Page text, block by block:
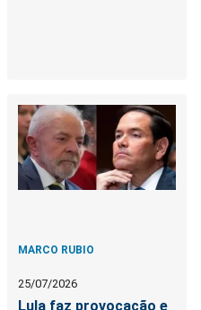
MARCO RUBIO
25/07/2026
Lula faz provocação e